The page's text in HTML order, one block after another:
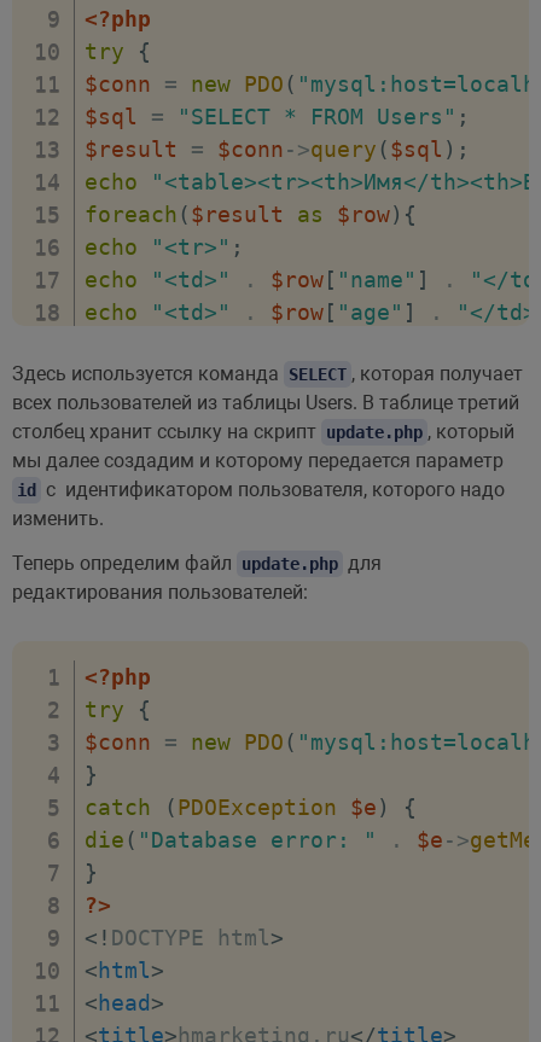
<?php
try
{
$conn
= new PDO (
$sql
= "SELECT * FROM Users" ;
$result
= $conn->query ($sql ) ;
echo
"<table><tr><th>Имя</
foreach ($result as $row) {
echo
"<tr>" ;
echo
"<td>" . $row[ "name" ] .
"</
echo
"<td>" . $row[ "age" ] .
"</
echo "</tr>";
}
echo
"</table>";
}
catch
PDOException $e
{
}
?>
</html
Здесь используется команда SELECT , которая получает
всех пользователей из таблицы Users. В таблице третий
столбец хранит ссылку на скрипт update.php , который
мы далее создадим и которому передается параметр
id с идентификатором пользователя, которого надо
изменить.
Теперь определим файл
update.php для
редактирования пользователей:
<?php
try
{
$conn
= new PDO (
}
catch
(PDOException $e)
{
die ( "Database error: " . $e->
}
?>
<! DOCTYPE html>
<html>
<head>
<title>hmarketing.ru</title>